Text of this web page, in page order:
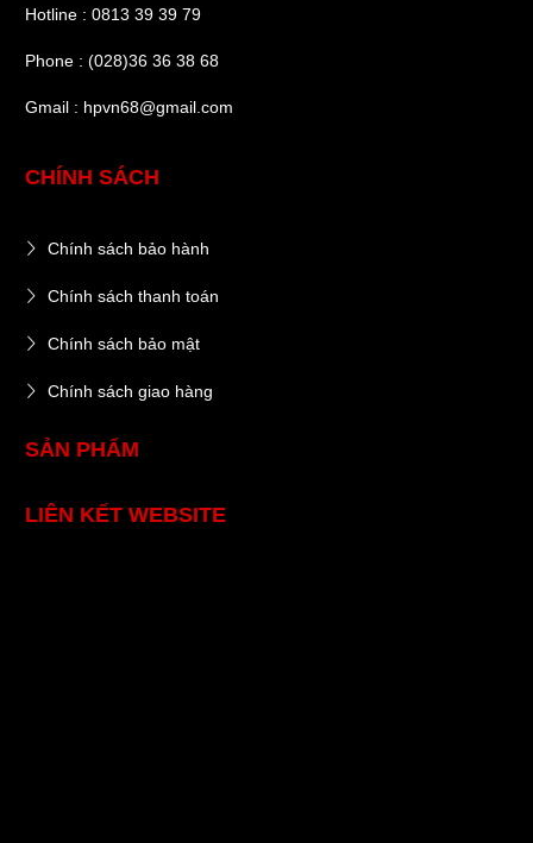
Hotline : 0813 39 39 79
Phone : (028)36 36 38 68
Gmail : hpvn68@gmail.com
CHÍNH SÁCH
Chính sách bảo hành
Chính sách thanh toán
Chính sách bảo mật
Chính sách giao hàng
SẢN PHẨM
LIÊN KẾT WEBSITE